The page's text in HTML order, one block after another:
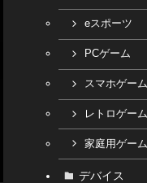
eスポーツ
PCゲーム
スマホゲーム
レトロゲーム
家庭用ゲーム
デバイス